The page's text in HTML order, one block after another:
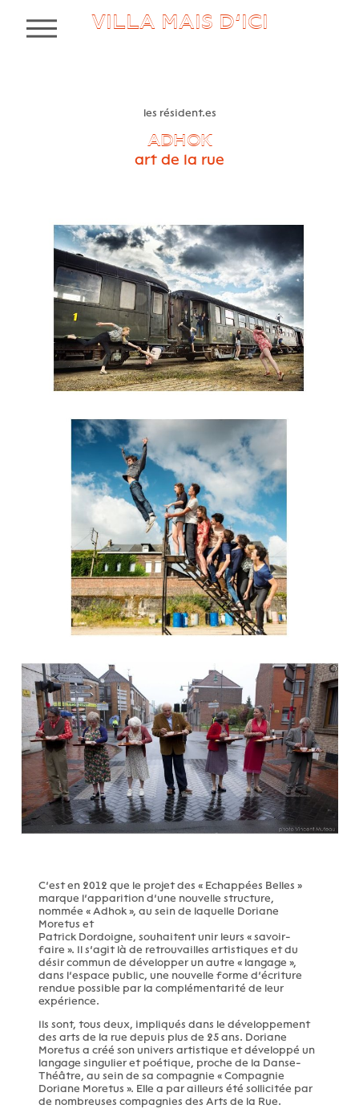
VILLA MAIS D’ICI
MENU
les résident.es
ADHOK
art de la rue
C’est en 2012 que le projet des « Echappées Belles »
marque l’apparition d’une nouvelle structure,
nommée « Adhok », au sein de laquelle Doriane
Moretus et
Patrick Dordoigne, souhaitent unir leurs « savoir-
faire ». Il s’agit là de retrouvailles artistiques et du
désir commun de développer un autre « langage »,
dans l’espace public, une nouvelle forme d’écriture
rendue possible par la complémentarité de leur
expérience.
Ils sont, tous deux, impliqués dans le développement
des arts de la rue depuis plus de 25 ans. Doriane
Moretus a créé son univers artistique et développé un
langage singulier et poétique, proche de la Danse-
Théâtre, au sein de sa compagnie « Compagnie
Doriane Moretus ». Elle a par ailleurs été sollicitée par
de nombreuses compagnies des Arts de la Rue.